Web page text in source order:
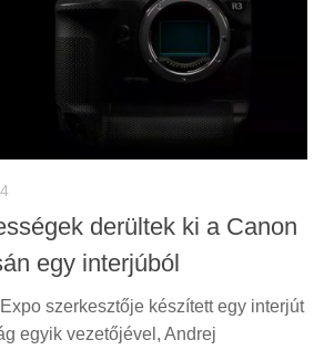
derültek ki a Canon
egy interjúból
szerkesztője készített egy interjút
egyik vezetőjével, Andrej